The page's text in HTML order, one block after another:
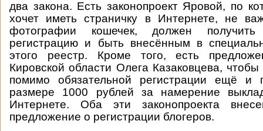
два закона. Есть законопроект Яровой, по
хочет иметь страничку в Интернете, не
фотографии кошечек, должен получить
регистрацию и быть внесённым в
этого реестр. Кроме того, есть
Кировской области Олега Казаковцева,
помимо обязательной регистрации ещё
размере 1000 рублей за намерение
Интернете. Оба эти законопроекта
предложение о регистрации блогеров.